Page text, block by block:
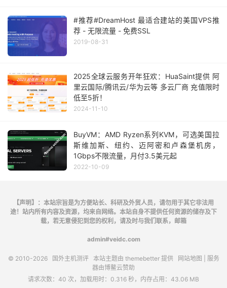
#推荐#DreamHost 最适合建站的美国VPS推
荐 - 无限流量 - 免费SSL
2019-08-31
2025全球云服务开年狂欢：HuaSaint提供 阿
里云国际/腾讯云/华为云等 多云厂商 充值限时
低至5折！
2024-11-10
BuyVM：AMD Ryzen系列KVM，可选美国拉
斯维加斯、纽约、迈阿密和卢森堡机房，
1Gbps不限流量，月付3.5美元起
2022-10-09
【声明】：本站宗旨是为方便站长、科研及外贸人员，请勿用于其它非法用
途！站内所有内容及资源，均来自网络。本站自身不提供任何资源的储存及下
载，若无意侵犯到您的权利，请及时与我们联系，邮箱
admin#veidc.com
© 2010-2026 国外主机测评本站主题由 themebetter提供 网站地图 | 服务
器由博鳌云赞助
请求次数：40 次，加载用时：0.316 秒，内存占用：43.06 MB